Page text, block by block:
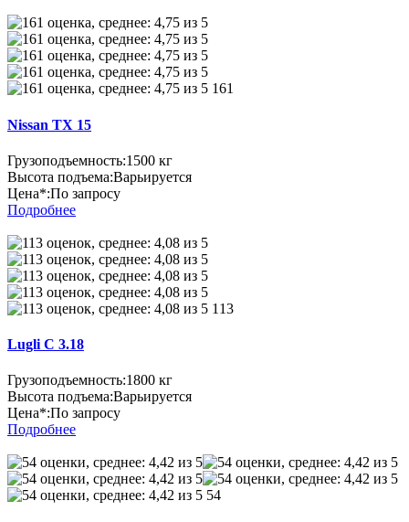
161
Nissan TX 15
Грузоподъемность:1500 кг
Высота подъема:Варьируется
Цена*:По запросу
Подробнее
113
Lugli C 3.18
Грузоподъемность:1800 кг
Высота подъема:Варьируется
Цена*:По запросу
Подробнее
54